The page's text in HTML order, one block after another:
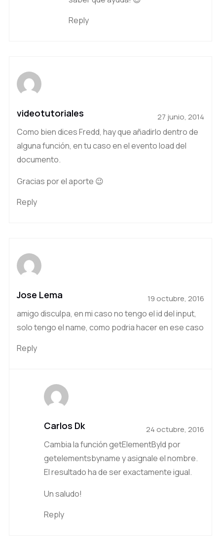
Reply
videotutoriales 27 junio, 2014
Como bien dices Fredd, hay que añadirlo dentro de
alguna función, en tu caso en el evento load del
documento.
Gracias por el aporte 😉
Reply
Jose Lema 19 octubre, 2016
amigo disculpa, en mi caso no tengo el id del input,
solo tengo el name, como podria hacer en ese caso
Reply
Carlos Dk 24 octubre, 2016
Cambia la función getElementById por
getelementsbyname y asignale el nombre.
El resultado ha de ser exactamente igual.
Un saludo!
Reply